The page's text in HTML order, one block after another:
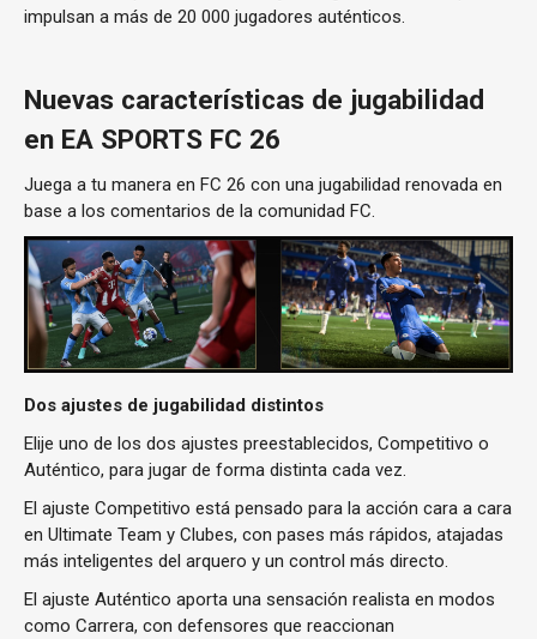
impulsan a más de 20 000 jugadores auténticos.
Nuevas características de jugabilidad
en EA SPORTS FC 26
Juega a tu manera en FC 26 con una jugabilidad renovada en
base a los comentarios de la comunidad FC.
Dos ajustes de jugabilidad distintos
Elije uno de los dos ajustes preestablecidos, Competitivo o
Auténtico, para jugar de forma distinta cada vez.
El ajuste Competitivo está pensado para la acción cara a cara
en Ultimate Team y Clubes, con pases más rápidos, atajadas
más inteligentes del arquero y un control más directo.
El ajuste Auténtico aporta una sensación realista en modos
como Carrera, con defensores que reaccionan